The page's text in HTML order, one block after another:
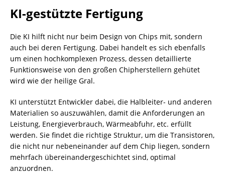
KI-gestützte Fertigung
Die KI hilft nicht nur beim Design von Chips mit, sondern
auch bei deren Fertigung. Dabei handelt es sich ebenfalls
um einen hochkomplexen Prozess, dessen detaillierte
Funktionsweise von den großen Chipherstellern gehütet
wird wie der heilige Gral.
KI unterstützt Entwickler dabei, die Halbleiter- und anderen
Materialien so auszuwählen, damit die Anforderungen an
Leistung, Energieverbrauch, Wärmeabfuhr, etc. erfüllt
werden. Sie findet die richtige Struktur, um die Transistoren,
die nicht nur nebeneinander auf dem Chip liegen, sondern
mehrfach übereinandergeschichtet sind, optimal
anzuordnen.